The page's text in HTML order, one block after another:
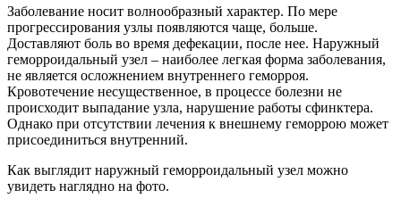
Заболевание носит волнообразный характер. По мере
прогрессирования узлы появляются чаще, больше.
Доставляют боль во время дефекации, после нее. Наружный
геморроидальный узел – наиболее легкая форма заболевания,
не является осложнением внутреннего геморроя.
Кровотечение несущественное, в процессе болезни не
происходит выпадание узла, нарушение работы сфинктера.
Однако при отсутствии лечения к внешнему геморрою может
присоединиться внутренний.
Как выглядит наружный геморроидальный узел можно
увидеть наглядно на фото.